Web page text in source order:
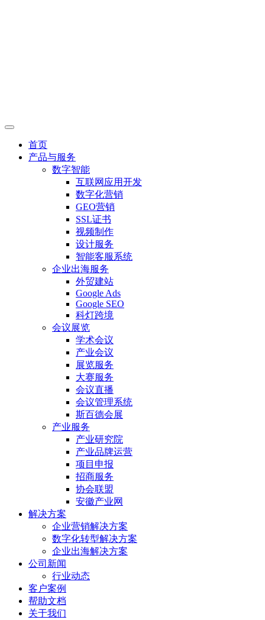
首页
产品与服务
数字智能
互联网应用开发
数字化营销
GEO营销
SSL证书
视频制作
设计服务
智能客服系统
企业出海服务
外贸建站
Google Ads
Google SEO
科灯跨境
会议展览
学术会议
产业会议
展览服务
大赛服务
会议直播
会议管理系统
斯百德会展
产业服务
产业研究院
产业品牌运营
项目申报
招商服务
协会联盟
安徽产业网
解决方案
企业营销解决方案
数字化转型解决方案
企业出海解决方案
公司新闻
行业动态
客户案例
帮助文档
关于我们